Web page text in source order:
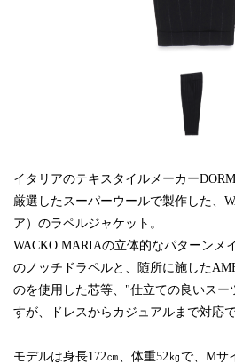
イタリアのテキスタイルメーカー
厳選したスーパーウールで製作した、
ア）のラペルジャケット。
WACKO MARIAの立体的なパターンメ
のノッチドラペルと、随所に施した
のを使用した芯等、"仕立ての良いスー
すが、ドレスからカジュアルまで対応
モデルは身長172㎝、体重52㎏で、Mサ